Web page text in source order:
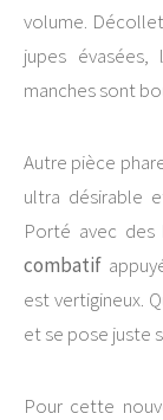
volume.
jupes
manches sont
Autre pièce
ultra désirable
Porté avec
combatif
est vertigineux.
et se pose juste
Pour cette